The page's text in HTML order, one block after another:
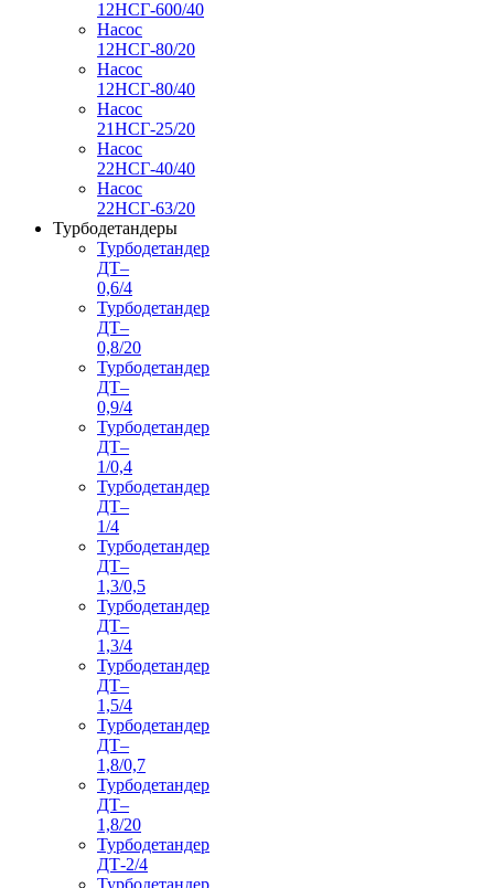
12НСГ-600/40
Насос
12НСГ-80/20
Насос
12НСГ-80/40
Насос
21НСГ-25/20
Насос
22НСГ-40/40
Насос
22НСГ-63/20
Турбодетандеры
Турбодетандер
ДТ–
0,6/4
Турбодетандер
ДТ–
0,8/20
Турбодетандер
ДТ–
0,9/4
Турбодетандер
ДТ–
1/0,4
Турбодетандер
ДТ–
1/4
Турбодетандер
ДТ–
1,3/0,5
Турбодетандер
ДТ–
1,3/4
Турбодетандер
ДТ–
1,5/4
Турбодетандер
ДТ–
1,8/0,7
Турбодетандер
ДТ–
1,8/20
Турбодетандер
ДТ-2/4
Турбодетандер